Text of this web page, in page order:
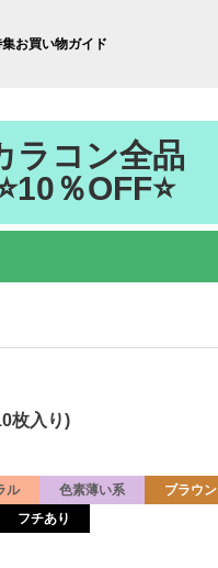
お買い物ガイド
ラコン全品
％OFF⭐
枚入り)
ル 色素薄い系 ブラウン
フチあり